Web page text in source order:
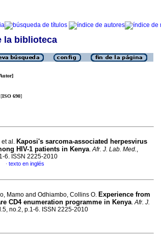
la biblioteca
[ISO 690]
et al. Kaposi's sarcoma-associated herpesvirus
HIV-1 patients in Kenya.Afr. J. Lab. Med.,
6. ISSN 2225-2010
· texto en inglés
Mamo and Odhiambo, Collins O. Experience from
CD4 enumeration programme in Kenya.Afr. J.
no.2, p.1-6. ISSN 2225-2010